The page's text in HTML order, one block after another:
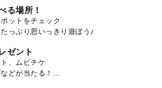
る場所！
ットをチェック
っぷり思いっきり遊ぼう♪
ゼント
、ムビチケ
どが当たる！